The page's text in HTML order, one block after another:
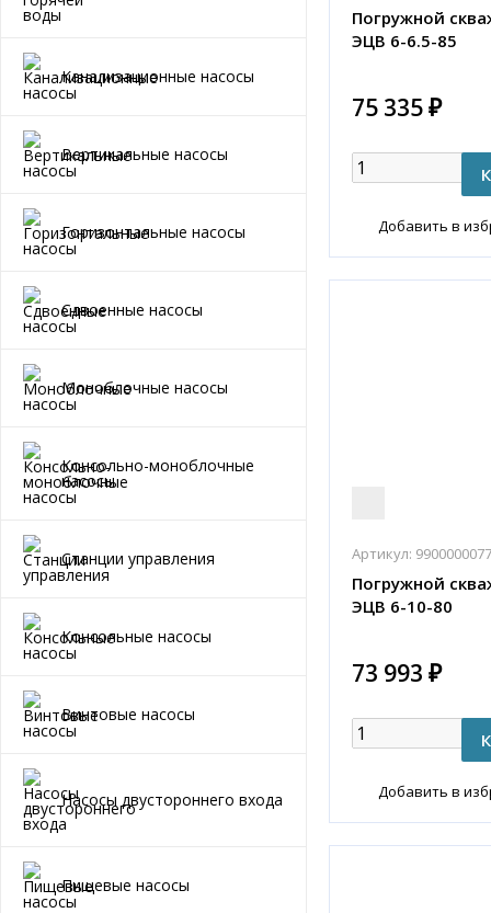
Канализационные насосы
Вертикальные насосы
Горизонтальные насосы
Сдвоенные насосы
Моноблочные насосы
Консольно-моноблочные
насосы
Станции управления
Консольные насосы
Винтовые насосы
Насосы двустороннего входа
Пищевые насосы
Погружной
ЭЦВ 6-6.5-85
75 335 ₽
Добавить в
Артикул:
Погружной
ЭЦВ 6-10-80
73 993 ₽
Добавить в